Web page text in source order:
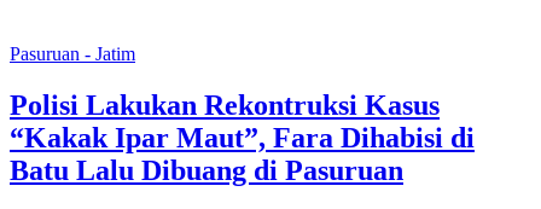
Pasuruan - Jatim
Polisi Lakukan Rekontruksi Kasus
“Kakak Ipar Maut”, Fara Dihabisi di
Batu Lalu Dibuang di Pasuruan